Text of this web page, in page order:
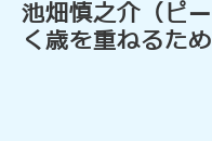
池畑慎之介（ピ
く歳を重ねるた